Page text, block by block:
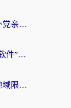
国外可以看央视影音吗知乎？海外党亲测有效的回国加速方案
海外党必看：选对“海外看电视剧软件”，再也不用愁国内剧刷不了
国外如何听国内音乐软件？别让地域限制，断了你的中文歌单